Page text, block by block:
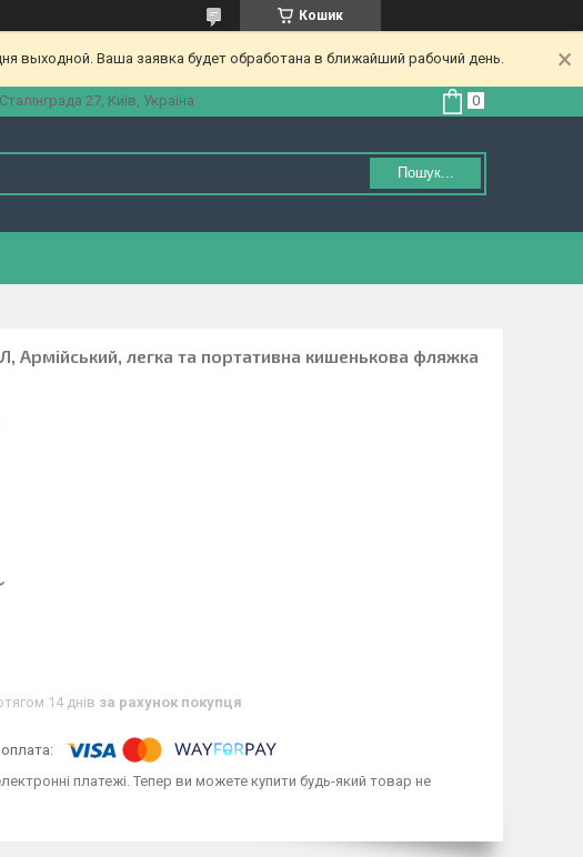
Кошик
выходной. Ваша заявка будет обработана в ближайший рабочий день.
27, Київ, Україна
Пошук...
Армійський, легка та портативна кишенькова фляжка
14 днів за рахунок покупця
платежі. Тепер ви можете купити будь-який товар не